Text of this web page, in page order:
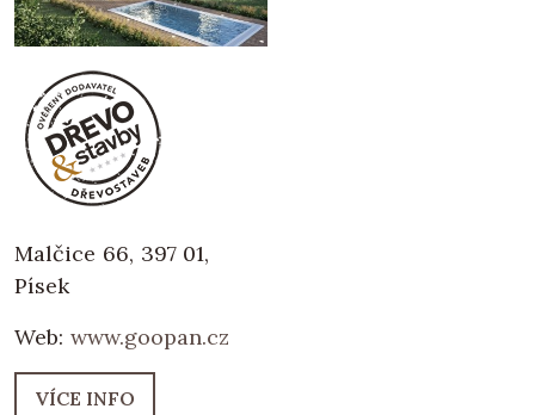
Malčice 66, 397 01,
Písek
Web: www.goopan.cz
VÍCE INFO